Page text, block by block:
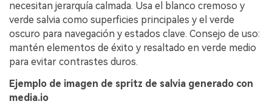
necesitan jerarquía calmada. Usa el blanco cremoso y
verde salvia como superficies principales y el verde
oscuro para navegación y estados clave. Consejo de uso:
mantén elementos de éxito y resaltado en verde medio
para evitar contrastes duros.
Ejemplo de imagen de spritz de salvia generado con
media.io